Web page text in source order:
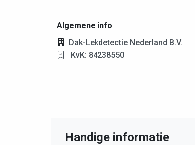
Algemene info
Dak-Lekdetectie Nederland B.V.
KvK: 84238550
Handige informatie